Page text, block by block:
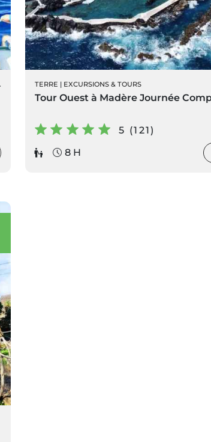
TERRE | EXCURSIONS & TOURS
Tour Ouest à Madère Journée
5 (121)
8 H